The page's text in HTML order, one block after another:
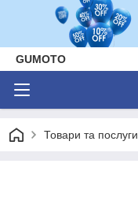
GUMOTO
Товари та послуги